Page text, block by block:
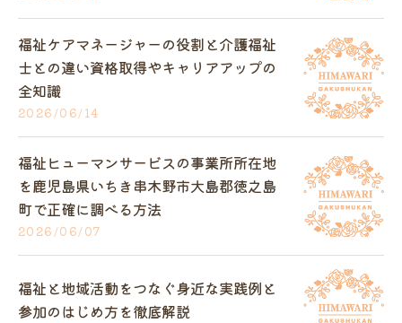
福祉ケアマネージャーの役割と介護福祉
士との違い資格取得やキャリアアップの
全知識
2026/06/14
福祉ヒューマンサービスの事業所所在地
を鹿児島県いちき串木野市大島郡徳之島
町で正確に調べる方法
2026/06/07
福祉と地域活動をつなぐ身近な実践例と
参加のはじめ方を徹底解説